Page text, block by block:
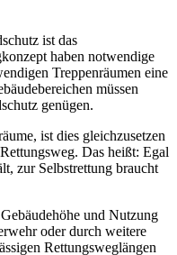
ist das
haben notwendige
Treppenräumen eine
müssen
genügen.
ist dies gleichzusetzen
Das heißt: Egal
zur Selbstrettung braucht
und Nutzung
oder durch weitere
Rettungsweglängen